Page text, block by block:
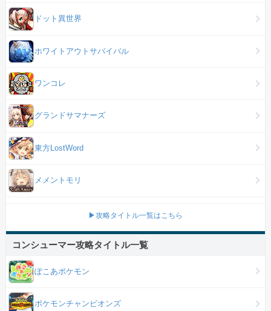
ドット異世界
ホワイトアウトサバイバル
ワンコレ
グランドサマナーズ
東方LostWord
メメントモリ
▶攻略タイトル一覧はこちら
コンシューマー攻略タイトル一覧
ぽこあポケモン
ポケモンチャンピオンズ